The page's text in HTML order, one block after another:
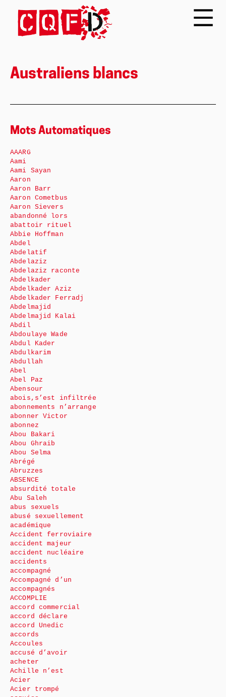
Australiens blancs
Mots Automatiques
AAARG
Aami
Aami Sayan
Aaron
Aaron Barr
Aaron Cometbus
Aaron Sievers
abandonné lors
abattoir rituel
Abbie Hoffman
Abdel
Abdelatif
Abdelaziz
Abdelaziz raconte
Abdelkader
Abdelkader Aziz
Abdelkader Ferradj
Abdelmajid
Abdelmajid Kalai
Abdil
Abdoulaye Wade
Abdul Kader
Abdulkarim
Abdullah
Abel
Abel Paz
Abensour
abois,s’est infiltrée
abonnements n’arrange
abonner Victor
abonnez
Abou Bakari
Abou Ghraib
Abou Selma
Abrégé
Abruzzes
ABSENCE
absurdité totale
Abu Saleh
abus sexuels
abusé sexuellement
académique
Accident ferroviaire
accident majeur
accident nucléaire
accidents
accompagné
Accompagné d’un
accompagnés
ACCOMPLIE
accord commercial
accord déclare
accord Unedic
accords
Accoules
accusé d’avoir
acheter
Achille n’est
Acier
Acier trompé